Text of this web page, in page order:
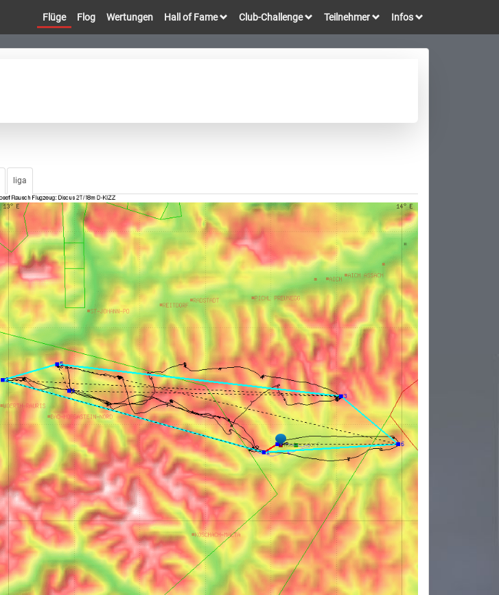
Flüge Flog Wertungen Hall of Fame Club-Challenge Teilnehmer Infos
liga